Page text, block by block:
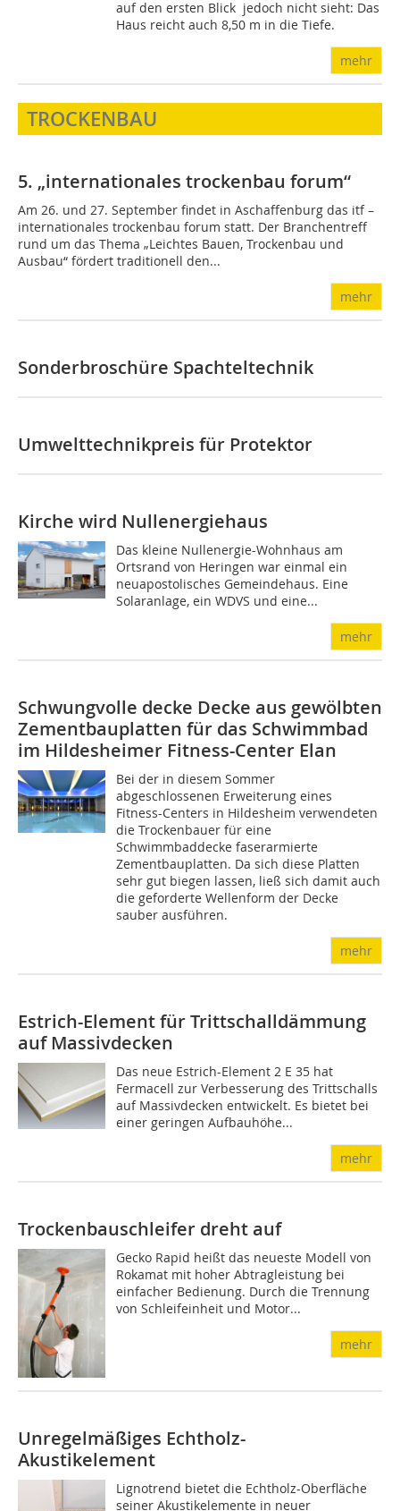
auf den ersten Blick ­ jedoch nicht sieht: Das
Haus reicht auch 8,50 m in die Tiefe.
mehr
TROCKENBAU
5. „internationales trockenbau forum“
Am 26. und 27. September findet in Aschaffenburg das itf –
internationales trockenbau forum statt. Der Branchentreff
rund um das Thema „Leichtes Bauen, Trockenbau und
Ausbau“ fördert traditionell den...
mehr
Sonderbroschüre Spachteltechnik
Umwelttechnikpreis für Protektor
Kirche wird Nullenergiehaus
Das kleine Nullenergie-Wohnhaus am
Ortsrand von Heringen war einmal ein
neuapostolisches Gemeindehaus. Eine
Solaranlage, ein WDVS und eine...
mehr
Schwungvolle decke Decke aus gewölbten
Zementbauplatten für das Schwimmbad
im Hildesheimer Fitness-Center Elan
Bei der in diesem Sommer
abgeschlossenen Erweiterung eines
Fitness-Centers in Hildesheim verwendeten
die Trockenbauer für eine
Schwimmbaddecke faserarmierte
Zementbauplatten. Da sich diese Platten
sehr gut biegen lassen, ließ sich damit auch
die geforderte Wellenform der Decke
sauber ausführen.
mehr
Estrich-Element für Trittschalldämmung
auf Massivdecken
Das neue Estrich-Element 2 E 35 hat
Fermacell zur Verbesserung des Trittschalls
auf Massivdecken entwickelt. Es bietet bei
einer geringen Aufbauhöhe...
mehr
Trockenbauschleifer dreht auf
Gecko Rapid heißt das neueste Modell von
Rokamat mit hoher Abtragleistung bei
einfacher Bedienung. Durch die Trennung
von Schleifeinheit und Motor...
mehr
Unregelmäßiges Echtholz-
Akustikelement
Lignotrend bietet die Echtholz-Oberfläche
seiner Akustikelemente in neuer